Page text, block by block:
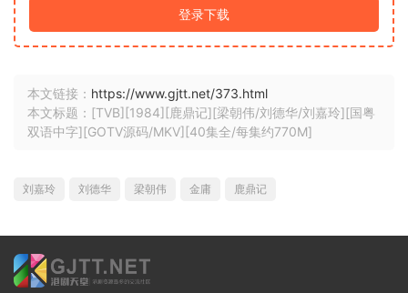
登录下载
本文链接： https://www.gjtt.net/373.html
本文标题：[TVB][1984][鹿鼎记][梁朝伟/刘德华/刘嘉玲][国粤
双语中字][GOTV源码/MKV][40集全/每集约770M]
刘嘉玲 刘德华 梁朝伟 金庸 鹿鼎记